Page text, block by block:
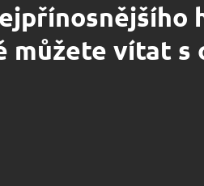
můžete vítat s